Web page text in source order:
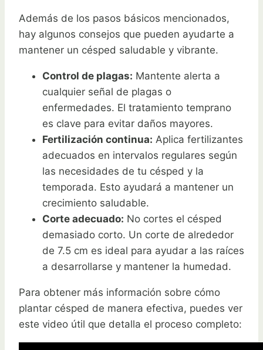
Además de los pasos básicos mencionados,
hay algunos consejos que pueden ayudarte a
mantener un césped saludable y vibrante.
Control de plagas: Mantente alerta a
cualquier señal de plagas o
enfermedades. El tratamiento temprano
es clave para evitar daños mayores.
Fertilización continua: Aplica fertilizantes
adecuados en intervalos regulares según
las necesidades de tu césped y la
temporada. Esto ayudará a mantener un
crecimiento saludable.
Corte adecuado: No cortes el césped
demasiado corto. Un corte de alrededor
de 7.5 cm es ideal para ayudar a las raíces
a desarrollarse y mantener la humedad.
Para obtener más información sobre cómo
plantar césped de manera efectiva, puedes ver
este video útil que detalla el proceso completo: